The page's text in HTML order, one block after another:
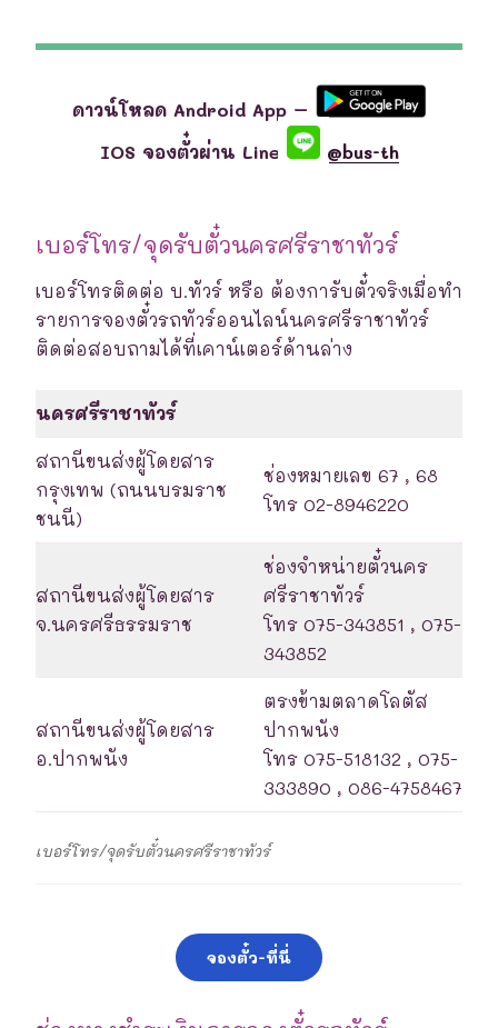
ดาวน์โหลด Android App –
IOS จองตั๋วผ่าน Line
@bus-th
เบอร์โทร/จุดรับตั๋วนครศรีราชาทัวร์
เบอร์โทรติดต่อ บ.ทัวร์ หรือ ต้องการับตั๋วจริงเมื่อทำ
รายการจองตั๋วรถทัวร์ออนไลน์นครศรีราชาทัวร์
ติดต่อสอบถามได้ที่เคาน์เตอร์ด้านล่าง
นครศรีราชาทัวร์
สถานีขนส่งผู้โดยสาร
กรุงเทพ (ถนนบรมราช
ชนนี)
ช่องหมายเลข 67 , 68
โทร 02-8946220
สถานีขนส่งผู้โดยสาร
จ.นครศรีธรรมราช
ช่องจำหน่ายตั๋วนคร
ศรีราชาทัวร์
โทร 075-343851 , 075-
343852
สถานีขนส่งผู้โดยสาร
อ.ปากพนัง
ตรงข้ามตลาดโลตัส
ปากพนัง
โทร 075-518132 , 075-
333890 , 086-4758467
เบอร์โทร/จุดรับตั๋วนครศรีราชาทัวร์
จองตั๋ว-ที่นี่